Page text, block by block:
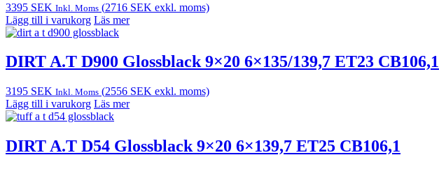
3395 SEK Inkl. Moms (2716 SEK exkl. moms)
Lägg till i varukorg Läs mer
DIRT A.T D900 Glossblack 9×20 6×135/139,7 ET23 CB106,1
3195 SEK Inkl. Moms (2556 SEK exkl. moms)
Lägg till i varukorg Läs mer
DIRT A.T D54 Glossblack 9×20 6×139,7 ET25 CB106,1